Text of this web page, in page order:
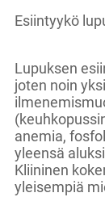
Esiintyykö
Lupuksen
joten noin
anemia,
yleensä
Kliininen
yleisempiä